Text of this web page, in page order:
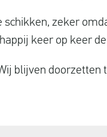
zeker
keer op keer
blijven doorzetten